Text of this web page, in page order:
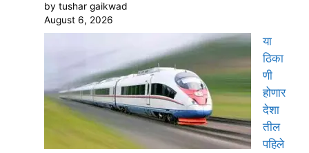
by tushar gaikwad
August 6, 2026
या
ठिका
णी
होणार
देशा
तील
पहिले